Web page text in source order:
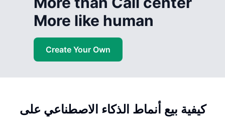
More like human
Create Your Own
كيفية بيع أنماط الذكاء الاصطناعي على